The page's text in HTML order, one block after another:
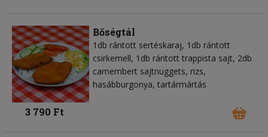
Bőségtál
1db rántott sertéskaraj, 1db rántott
csirkemell, 1db rántott trappista sajt, 2db
camembert sajtnuggets, rizs,
hasábburgonya, tartármártás
3 790 Ft